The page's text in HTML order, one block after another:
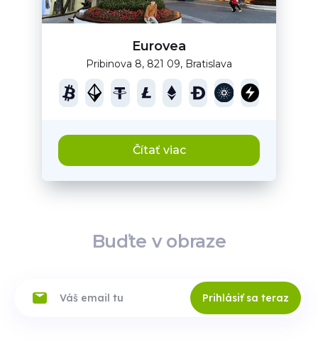
Eurovea
Pribinova 8, 821 09, Bratislava
Čítať viac
Buďte v obraze
Prihlásiť sa teraz